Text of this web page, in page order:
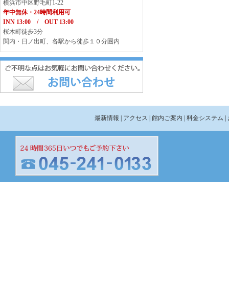
横浜市中区野毛町1-22
年中無休・24時間利用可
INN 13:00 / OUT 13:00
桜木町徒歩3分
関内・日ノ出町、各駅から徒歩１０分圏内
最新情報 | アクセス | 館内ご案内 | 料金システム